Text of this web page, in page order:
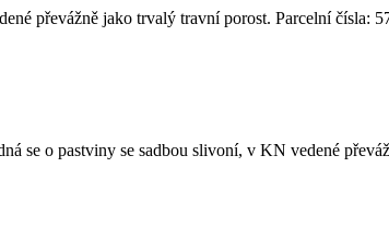
převážně jako trvalý travní porost. Parcelní čísla:
se o pastviny se sadbou slivoní, v KN vedené